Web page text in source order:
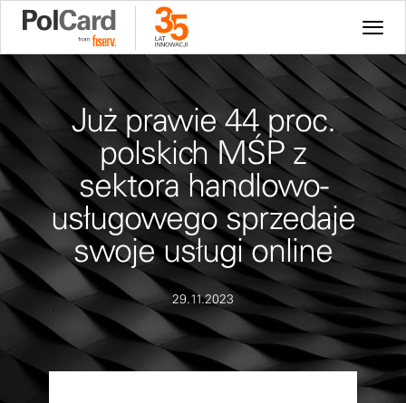
Już prawie 44 proc.
polskich MŚP z
sektora handlowo-
usługowego sprzedaje
swoje usługi online
29.11.2023